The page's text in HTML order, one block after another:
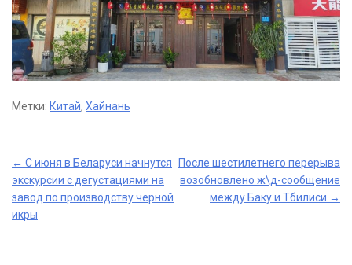
Метки: Китай, Хайнань
Post
navigation
← С июня в Беларуси начнутся
экскурсии с дегустациями на
завод по производству черной
икры
После шестилетнего перерыва
возобновлено ж\д-сообщение
между Баку и Тбилиси →